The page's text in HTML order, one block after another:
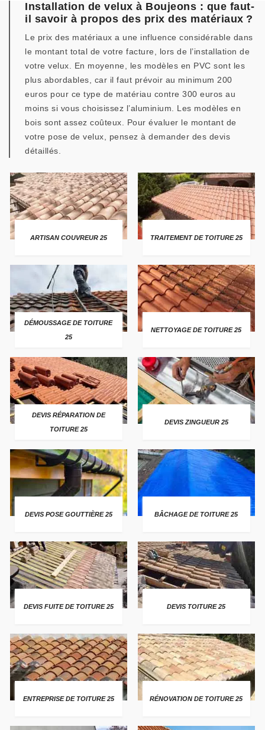
Installation de velux à Boujeons : que faut-
il savoir à propos des prix des matériaux ?
Le prix des matériaux a une influence considérable dans
le montant total de votre facture, lors de l’installation de
votre velux. En moyenne, les modèles en PVC sont les
plus abordables, car il faut prévoir au minimum 200
euros pour ce type de matériau contre 300 euros au
moins si vous choisissez l’aluminium. Les modèles en
bois sont assez coûteux. Pour évaluer le montant de
votre pose de velux, pensez à demander des devis
détaillés.
ARTISAN COUVREUR 25 TRAITEMENT DE TOITURE 25
DÉMOUSSAGE DE TOITURE
25
NETTOYAGE DE TOITURE 25
DEVIS RÉPARATION DE
TOITURE 25
DEVIS ZINGUEUR 25
DEVIS POSE GOUTTIÈRE 25 BÂCHAGE DE TOITURE 25
DEVIS FUITE DE TOITURE 25 DEVIS TOITURE 25
ENTREPRISE DE TOITURE 25 RÉNOVATION DE TOITURE 25